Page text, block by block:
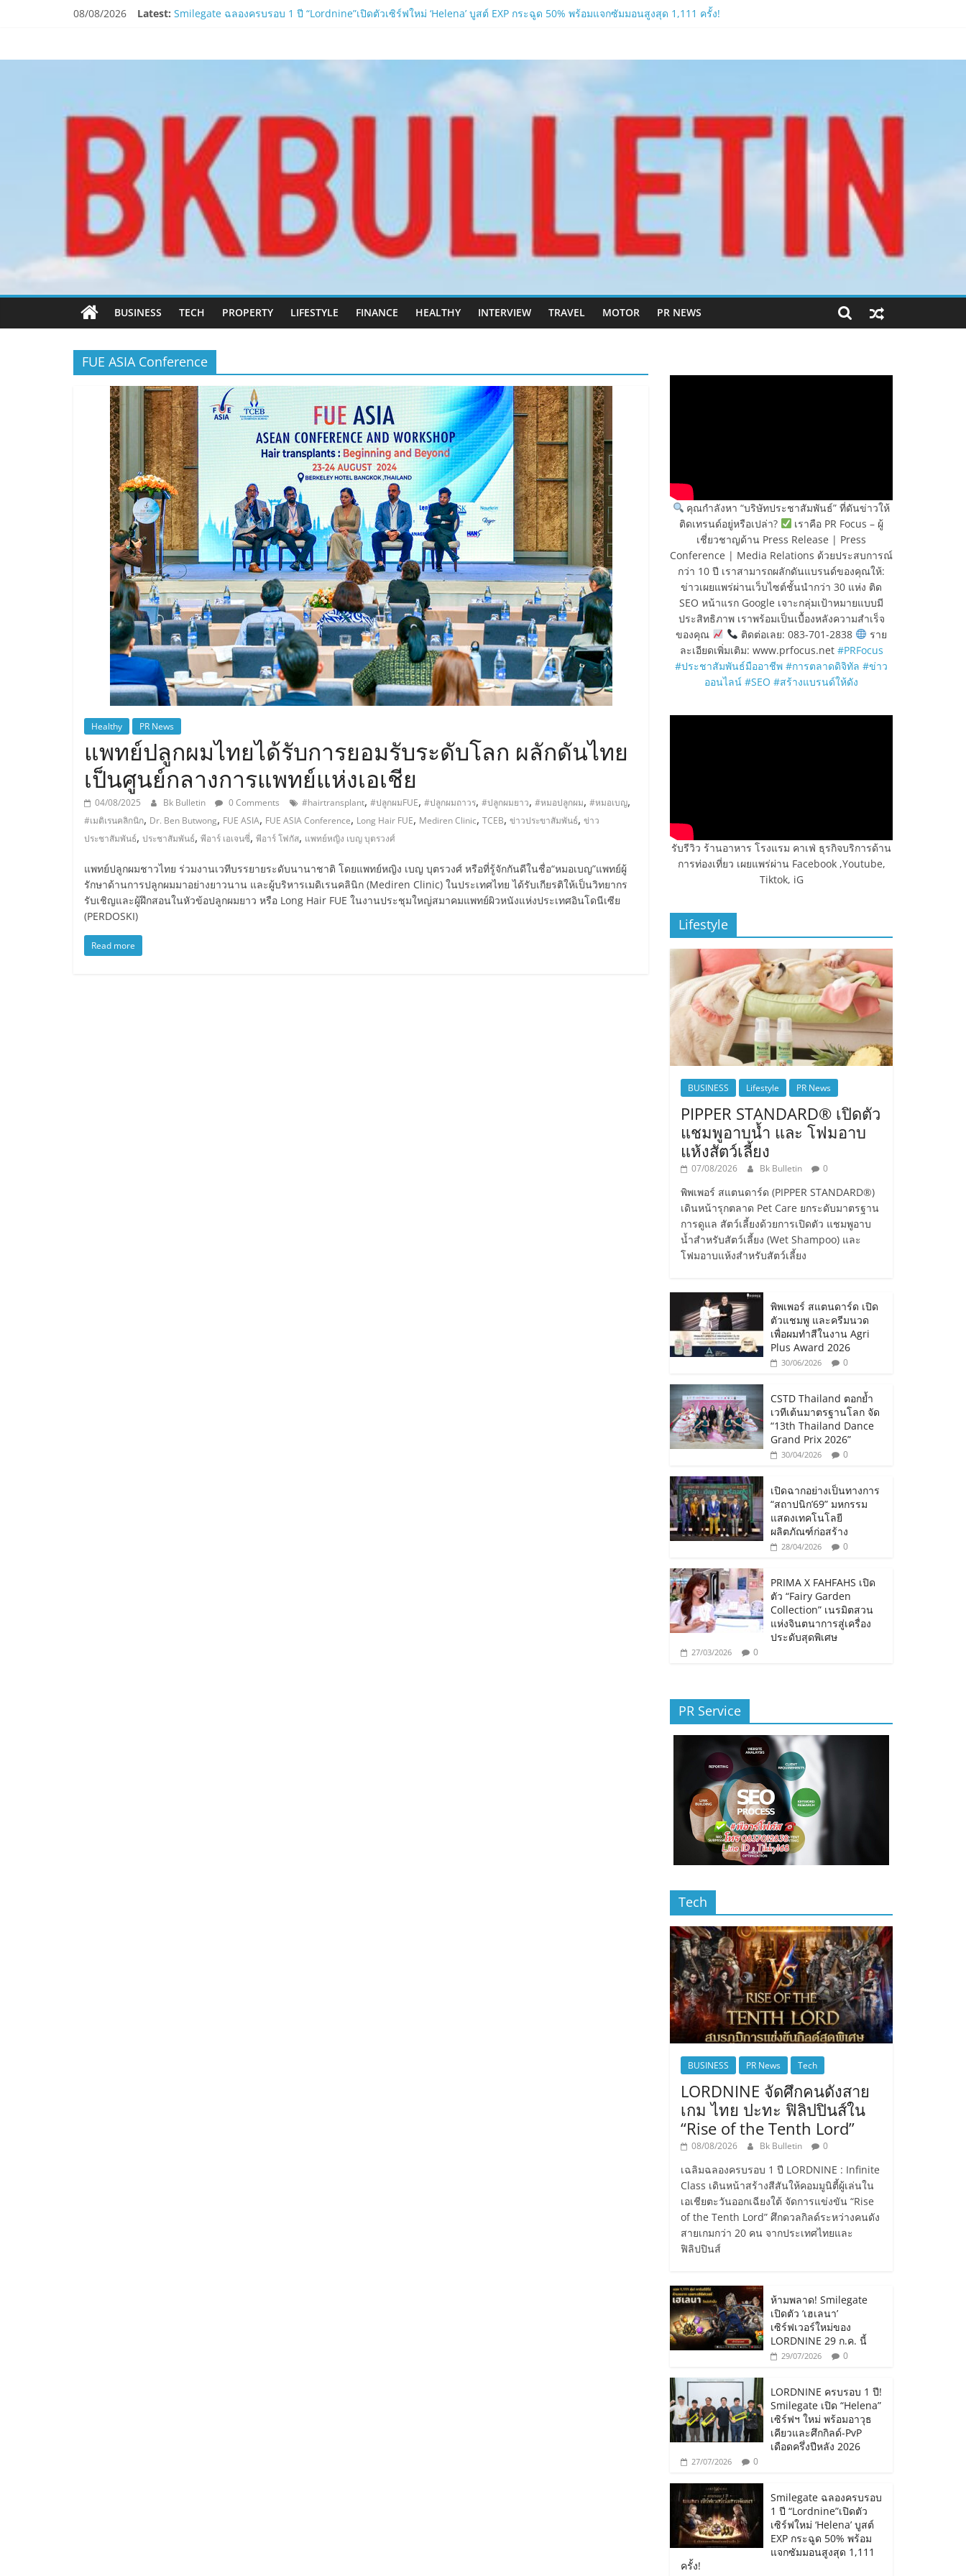
08/08/2026 Latest: Smilegate ฉลองครบรอบ 1 ปี “Lordnine”เปิดตัวเซิร์ฟใหม่ ‘Helena’ บูสต์ EXP กระฉูด 50% พร้อมแจกซัมมอนสูงสุด 1,111 ครั้ง!
ห้ามพลาด! Smilegate เปิดตัว ‘เฮเลนา’ เซิร์ฟเวอร์ใหม่ของ LORDNINE 29 ก.ค. นี้
LORDNINE ครบรอบ 1 ปี! Smilegate เปิด “Helena” เซิร์ฟฯ ใหม่ พร้อมอาวุธเคียวและศึกกิลด์-PvP เดือดครึ่งปีหลัง 2026
www.bkbulletin.com
ข่าว
ครบ
ด้าน
BUSINESS TECH PROPERTY LIFESTYLE FINANCE HEALTHY INTERVIEW TRAVEL MOTOR PR NEWS
FUE ASIA Conference
Healthy PR News
แพทย์ปลูกผมไทยได้รับการยอมรับระดับโลก ผลักดันไทย
เป็นศูนย์กลางการแพทย์แห่งเอเชีย
04/08/2025 Bk Bulletin 0 Comments #hairtransplant, #ปลูกผมFUE, #ปลูกผมถาวร, #ปลูกผมยาว, #หมอปลูกผม, #หมอเบญ,
#เมติเรนคลิกนิก, Dr. Ben Butwong, FUE ASIA, FUE ASIA Conference, Long Hair FUE, Mediren Clinic, TCEB, ข่าวประขาสัมพันธ์, ข่าว
ประชาสัมพันธ์, ประชาสัมพันธ์, พีอาร์ เอเจนซี่, พีอาร์ โฟกัส, แพทย์หญิง เบญ บุตรวงศ์
แพทย์ปลูกผมชาวไทย ร่วมงานเวทีบรรยายระดับนานาชาติ โดยแพทย์หญิง เบญ บุตรวงศ์ หรือที่รู้จักกันดีในชื่อ“หมอเบญ”แพทย์ผู้
รักษาด้านการปลูกผมมาอย่างยาวนาน และผู้บริหารเมดิเรนคลินิก (Mediren Clinic) ในประเทศไทย ได้รับเกียรติให้เป็นวิทยากร
รับเชิญและผู้ฝึกสอนในหัวข้อปลูกผมยาว หรือ Long Hair FUE ในงานประชุมใหญ่สมาคมแพทย์ผิวหนังแห่งประเทศอินโดนีเซีย
(PERDOSKI)
Read more
คุณกำลังหา “บริษัทประชาสัมพันธ์” ที่ดันข่าวให้
ติดเทรนด์อยู่หรือเปล่า?
เราคือ PR Focus – ผู้
เชี่ยวชาญด้าน Press Release | Press
Conference | Media Relations ด้วยประสบการณ์
กว่า 10 ปี เราสามารถผลักดันแบรนด์ของคุณให้:
ข่าวเผยแพร่ผ่านเว็บไซต์ชั้นนำกว่า 30 แห่ง ติด
SEO หน้าแรก Google เจาะกลุ่มเป้าหมายแบบมี
ประสิทธิภาพ เราพร้อมเป็นเบื้องหลังความสำเร็จ
ของคุณ
ติดต่อเลย: 083-701-2838
ราย
ละเอียดเพิ่มเติม: www.prfocus.net #PRFocus
#ประชาสัมพันธ์มืออาชีพ #การตลาดดิจิทัล #ข่าว
ออนไลน์ #SEO #สร้างแบรนด์ให้ดัง
รับรีวิว ร้านอาหาร โรงแรม คาเฟ่ ธุรกิจบริการด้าน
การท่องเที่ยว เผยแพร่ผ่าน Facebook ,Youtube,
Tiktok, iG
Lifestyle
BUSINESS Lifestyle PR News
PIPPER STANDARD® เปิดตัว
แชมพูอาบน้ำ และ โฟมอาบ
แห้งสัตว์เลี้ยง
07/08/2026 Bk Bulletin 0
พิพเพอร์ สแตนดาร์ด (PIPPER STANDARD®)
เดินหน้ารุกตลาด Pet Care ยกระดับมาตรฐาน
การดูแล สัตว์เลี้ยงด้วยการเปิดตัว แชมพูอาบ
น้ำสำหรับสัตว์เลี้ยง (Wet Shampoo) และ
โฟมอาบแห้งสำหรับสัตว์เลี้ยง
พิพเพอร์ สแตนดาร์ด เปิด
ตัวแชมพู และครีมนวด
เพื่อผมทำสีในงาน Agri
Plus Award 2026
30/06/2026 0
CSTD Thailand ตอกย้ำ
เวทีเต้นมาตรฐานโลก จัด
“13th Thailand Dance
Grand Prix 2026”
30/04/2026 0
เปิดฉากอย่างเป็นทางการ
“สถาปนิก’69” มหกรรม
แสดงเทคโนโลยี
ผลิตภัณฑ์ก่อสร้าง
28/04/2026 0
PRIMA X FAHFAHS เปิด
ตัว “Fairy Garden
Collection” เนรมิตสวน
แห่งจินตนาการสู่เครื่อง
ประดับสุดพิเศษ
27/03/2026 0
PR Service
Tech
BUSINESS PR News Tech
LORDNINE จัดศึกคนดังสาย
เกม ไทย ปะทะ ฟิลิปปินส์ใน
“Rise of the Tenth Lord”
08/08/2026 Bk Bulletin 0
เฉลิมฉลองครบรอบ 1 ปี LORDNINE : Infinite
Class เดินหน้าสร้างสีสันให้คอมมูนิตี้ผู้เล่นใน
เอเชียตะวันออกเฉียงใต้ จัดการแข่งขัน “Rise
of the Tenth Lord” ศึกดวลกิลด์ระหว่างคนดัง
สายเกมกว่า 20 คน จากประเทศไทยและ
ฟิลิปปินส์
ห้ามพลาด! Smilegate
เปิดตัว ‘เฮเลนา’
เซิร์ฟเวอร์ใหม่ของ
LORDNINE 29 ก.ค. นี้
29/07/2026 0
LORDNINE ครบรอบ 1 ปี!
Smilegate เปิด “Helena”
เซิร์ฟฯ ใหม่ พร้อมอาวุธ
เคียวและศึกกิลด์-PvP
เดือดครึ่งปีหลัง 2026
27/07/2026 0
Smilegate ฉลองครบรอบ
1 ปี “Lordnine”เปิดตัว
เซิร์ฟใหม่ ‘Helena’ บูสต์
EXP กระฉูด 50% พร้อม
แจกซัมมอนสูงสุด 1,111
ครั้ง!